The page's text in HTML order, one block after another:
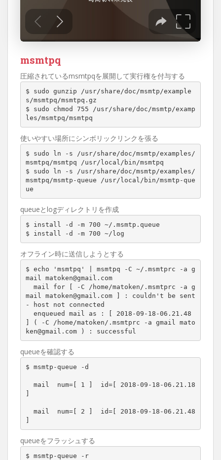
msmtpq
圧縮されているmsmtpqを展開して実行権を付与する
$ sudo gunzip /usr/share/doc/msmtp/example
s/msmtpq/msmtpq.gz
$ sudo chmod 755 /usr/share/doc/msmtp/examp
les/msmtpq/msmtpq
使いやすい場所にシンボリックリンクを張る
$ sudo ln -s /usr/share/doc/msmtp/examples/
msmtpq/msmtpq /usr/local/bin/msmtpq
$ sudo ln -s /usr/share/doc/msmtp/examples/
msmtpq/msmtp-queue /usr/local/bin/msmtp-que
ue
queueとlogディレクトリを作成
$ install -d -m 700 ~/.msmtp.queue
$ install -d -m 700 ~/log
オフライン時に送信しようとする
$ echo 'msmtpq' | msmtpq -C ~/.msmtprc -a g
mail matoken@gmail.com
mail matoken@gmail.com ] : couldn't be sent
- host not connected
] ( -C /home/matoken/.msmtprc -a gmail mato
ken@gmail.com ) : successful
queueを確認する
$ msmtp-queue -d
]
]
queueをフラッシュする
$ msmtp-queue -r